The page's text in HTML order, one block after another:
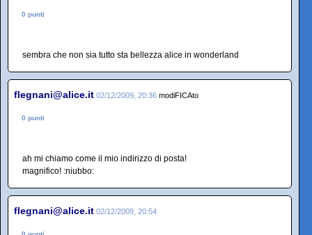
0 punti
sembra che non sia tutto sta bellezza alice in wonderland
flegnani@alice.it 02/12/2009, 20:36 modiFICAto
0 punti
ah mi chiamo come il mio indirizzo di posta!
magnifico! :niubbo:
flegnani@alice.it 02/12/2009, 20:54